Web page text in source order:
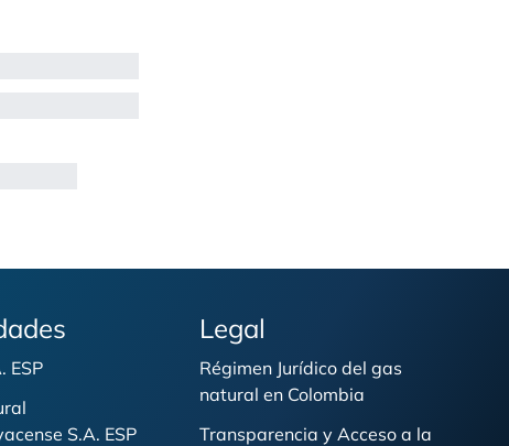
ESP
S.A. ESP
Legal
Régimen Jurídico del gas
natural en Colombia
Transparencia y Acceso a la